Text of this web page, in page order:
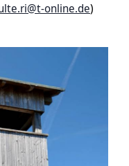
online.de)